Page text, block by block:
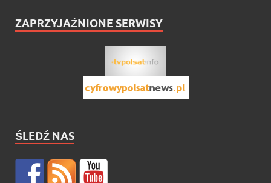
ZAPRZYJAŹNIONE SERWISY
ŚLEDŹ NAS